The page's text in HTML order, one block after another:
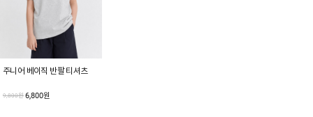
주니어 베이직 반팔 티셔츠
9,800원 6,800원